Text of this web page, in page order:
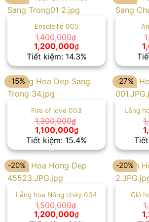
Ensoleillé 005
1,400,000₫
Giá
gốc
là:
1,400,000₫.
1,200,000₫Giá
hiện
tại
là:
1,200,000₫.
Tiết kiệm: 14.3%
-15%
Fire of love 003
1,300,000₫
Giá
gốc
là:
1,300,000₫.
1,100,000₫Giá
hiện
tại
là:
1,100,000₫.
Tiết kiệm: 15.4%
-27%
Lẵng
là:
-20%
Lẵng hoa Nồng cháy 004
1,500,000₫
Giá
1,200,000₫Giá
-20%
Giỏ